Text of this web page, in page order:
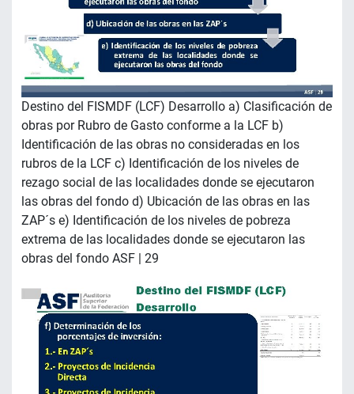
Destino del FISMDF (LCF) Desarrollo a) Clasificación de
obras por Rubro de Gasto conforme a la LCF b)
Identificación de las obras no consideradas en los
rubros de la LCF c) Identificación de los niveles de
rezago social de las localidades donde se ejecutaron
las obras del fondo d) Ubicación de las obras en las
ZAP´s e) Identificación de los niveles de pobreza
extrema de las localidades donde se ejecutaron las
obras del fondo ASF | 29